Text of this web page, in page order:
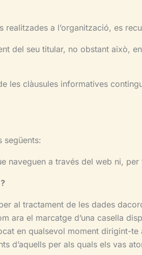
a l’organització, es
del seu titular, no obstant això,
les clàusules informatives
següents:
naveguen a través del web ni,
al tractament de les dades
ara el marcatge d’una casella
en qualsevol moment dirigint-
d’aquells per als quals els vas